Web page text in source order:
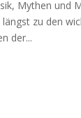
Mythen und
zu den
der...